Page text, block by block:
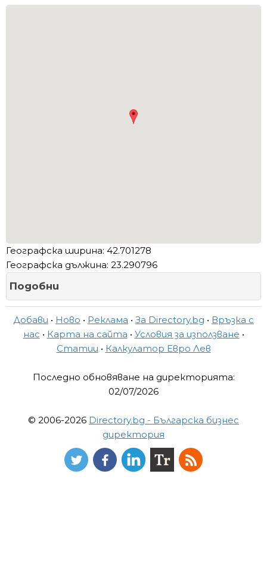
Географска ширина: 42.701278
Географска дължина: 23.290796
Подобни
Добави • Ново • Реклама • За Directory.bg • Връзка с
нас • Карта на сайта • Условия за използване •
Статии • Калкулатор Евро Лев
Последно обновяване на директорията:
02/07/2026
© 2006-2026 Directory.bg - Българска бизнес
директория